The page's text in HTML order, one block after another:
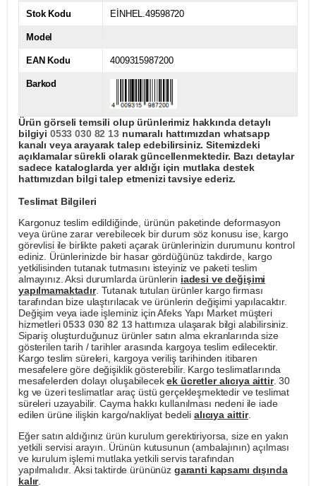
Stok Kodu EİNHEL.49598720
Model
EAN Kodu 4009315987200
Barkod
Ürün görseli temsili olup ürünlerimiz hakkında detaylı
bilgiyi 0533 030 82 13numaralı hattımızdan whatsapp
kanalı veya arayarak talep edebilirsiniz. Sitemizdeki
açıklamalar sürekli olarak güncellenmektedir. Bazı detaylar
sadece kataloglarda yer aldığı için mutlaka destek
hattımızdan bilgi talep etmenizi tavsiye ederiz.
Teslimat Bilgileri
Kargonuz teslim edildiğinde, ürünün paketinde deformasyon
veya ürüne zarar verebilecek bir durum söz konusu ise, kargo
görevlisi ile birlikte paketi açarak ürünlerinizin durumunu kontrol
ediniz. Ürünlerinizde bir hasar gördüğünüz takdirde, kargo
yetkilisinden tutanak tutmasını isteyiniz ve paketi teslim
almayınız. Aksi durumlarda ürünlerin iadesi ve değişimi
yapılmamaktadır. Tutanak tutulan ürünler kargo firması
tarafından bize ulaştırılacak ve ürünlerin değişimi yapılacaktır.
Değişim veya iade işleminiz için Afeks Yapı Market müşteri
hizmetleri0533 030 82 13hattımıza ulaşarak bilgi alabilirsiniz.
Sipariş oluşturduğunuz ürünler satın alma ekranlarında size
gösterilen tarih / tarihler arasında kargoya teslim edilecektir.
Kargo teslim süreleri, kargoya veriliş tarihinden itibaren
mesafelere göre değişiklik gösterebilir. Kargo teslimatlarında
mesafelerden dolayı oluşabilecekek ücretler alıcıya aittir. 30
kg ve üzeri teslimatlar araç üstü gerçekleşmektedir ve teslimat
süreleri uzayabilir. Cayma hakkı kullanılması nedeni ile iade
edilen ürüne ilişkin kargo/nakliyat bedeli alıcıya aittir.
Eğer satın aldığınız ürün kurulum gerektiriyorsa, size en yakın
yetkili servisi arayın. Ürünün kutusunun (ambalajının) açılması
ve kurulum işlemi mutlaka yetkili servis tarafından
yapılmalıdır. Aksi taktirde ürününüz garanti kapsamı dışında
kalır.